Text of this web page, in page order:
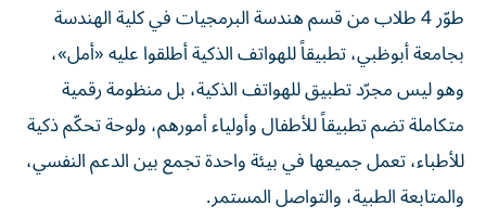
طوّر 4 طلاب من قسم هندسة البرمجيات في كلية الهندسة
بجامعة أبوظبي، تطبيقاً للهواتف الذكية أطلقوا عليه «أمل»،
وهو ليس مجرّد تطبيق للهواتف الذكية، بل منظومة رقمية
متكاملة تضم تطبيقاً للأطفال وأولياء أمورهم، ولوحة تحكّم ذكية
للأطباء، تعمل جميعها في بيئة واحدة تجمع بين الدعم النفسي،
والمتابعة الطبية، والتواصل المستمر.